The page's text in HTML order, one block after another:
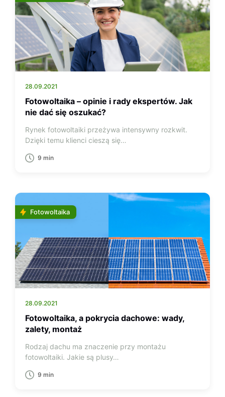
28.09.2021
Fotowoltaika – opinie i rady ekspertów. Jak
nie dać się oszukać?
Rynek fotowoltaiki przeżywa intensywny rozkwit.
Dzięki temu klienci cieszą się…
9 min
Fotowoltaika
28.09.2021
Fotowoltaika, a pokrycia dachowe: wady,
zalety, montaż
Rodzaj dachu ma znaczenie przy montażu
fotowoltaiki. Jakie są plusy…
9 min